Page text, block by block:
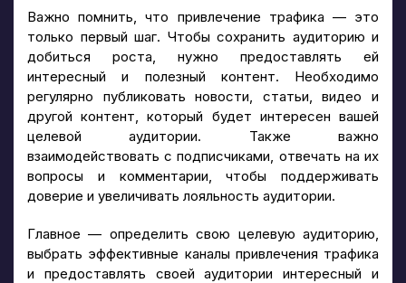
Важно помнить, что привлечение трафика — это
только первый шаг. Чтобы сохранить аудиторию и
добиться роста, нужно предоставлять ей
интересный и полезный контент. Необходимо
регулярно публиковать новости, статьи, видео и
другой контент, который будет интересен вашей
целевой аудитории. Также важно
взаимодействовать с подписчиками, отвечать на их
вопросы и комментарии, чтобы поддерживать
доверие и увеличивать лояльность аудитории.
Главное — определить свою целевую аудиторию,
выбрать эффективные каналы привлечения трафика
и предоставлять своей аудитории интересный и